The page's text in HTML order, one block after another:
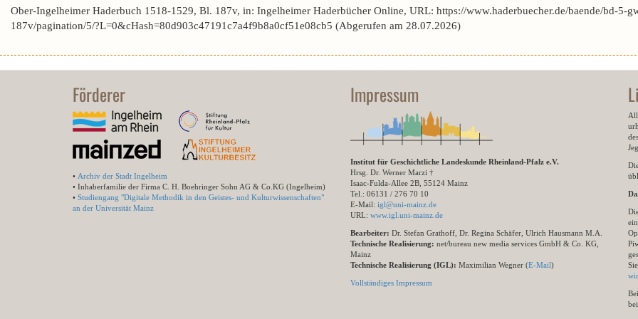
Ober-Ingelheimer Haderbuch 1518-1529, Bl. 187v, in: Ingelheimer Haderbücher Online, URL: https://www.haderbuecher.de/baende/bd-5-
187v/pagination/5/?L=0&cHash=80d903c47191c7a4f9b8a0cf51e08cb5 (Abgerufen am 28.07.2026)
Förderer
• Archiv der Stadt Ingelheim
• Inhaberfamilie der Firma C. H. Boehringer Sohn AG & Co.KG (Ingelheim)
• Studiengang "Digitale Methodik in den Geistes- und Kulturwissenschaften"
an der Universität Mainz
Impressum
Institut für Geschichtliche Landeskunde Rheinland-Pfalz e.V.
Hrsg. Dr. Werner Marzi †
Isaac-Fulda-Allee 2B, 55124 Mainz
Tel.: 06131 / 276 70 10
E-Mail: igl@uni-mainz.de
URL: www.igl.uni-mainz.de
Bearbeiter: Dr. Stefan Grathoff, Dr. Regina Schäfer, Ulrich Hausmann M.A.
Technische Realisierung: net/bureau new media services GmbH & Co. KG,
Mainz
Technische Realisierung (IGL): Maximilian Wegner (E-Mail)
Vollständiges Impressum